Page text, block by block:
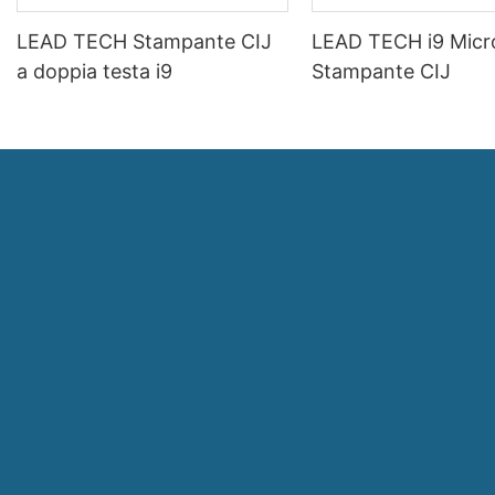
LEAD TECH Stampante CIJ
a doppia testa i9
LEAD TECH i9
Stampante CIJ